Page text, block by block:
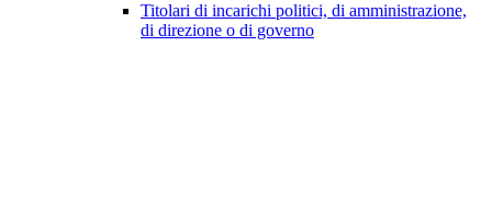
Titolari di incarichi politici, di amministrazione,
di direzione o di governo